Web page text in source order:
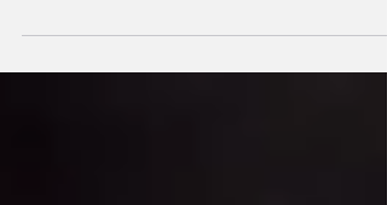
vida da Mercer,...